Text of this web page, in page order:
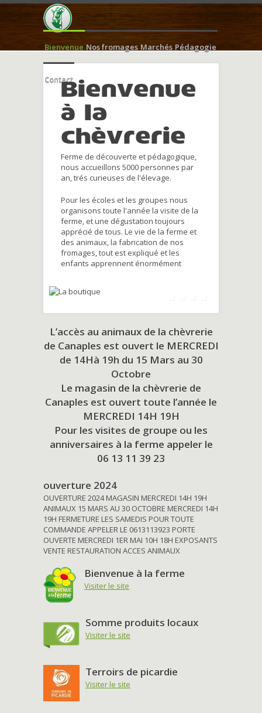
Bienvenue Nos fromages Marchés Pédagogie
ContactBienvenue
à la
chèvrerie
Ferme de découverte et pédagogique,
nous accueillons 5000 personnes par
an, trés curieuses de l'élevage.
Pour les écoles et les groupes nous
organisons toute l'année la visite de la
ferme, et une dégustation toujours
apprécié de tous. Le vie de la ferme et
des animaux, la fabrication de nos
fromages, tout est expliqué et les
enfants apprennent énormément
L’accès au animaux de la chèvrerie
de Canaples est ouvert le MERCREDI
de 14Hà 19h du 15 Mars au 30
Octobre
Le magasin de la chèvrerie de
Canaples est ouvert toute l’année le
MERCREDI 14H 19H
Pour les visites de groupe ou les
anniversaires à la ferme appeler le
06 13 11 39 23
ouverture 2024
OUVERTURE 2024 MAGASIN MERCREDI 14H 19H
ANIMAUX 15 MARS AU 30 OCTOBRE MERCREDI 14H
19H FERMETURE LES SAMEDIS POUR TOUTE
COMMANDE APPELER LE 0613113923 PORTE
OUVERTE MERCREDI 1ER MAI 10H 18H EXPOSANTS
VENTE RESTAURATION ACCES ANIMAUX
Bienvenue à la ferme
Visiter le site
Somme produits locaux
Visiter le site
Terroirs de picardie
Visiter le site